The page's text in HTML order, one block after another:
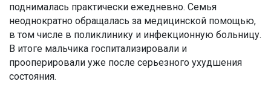
поднималась практически ежедневно. Семья
неоднократно обращалась за медицинской помощью,
в том числе в поликлинику и инфекционную больницу.
В итоге мальчика госпитализировали и
прооперировали уже после серьезного ухудшения
состояния.